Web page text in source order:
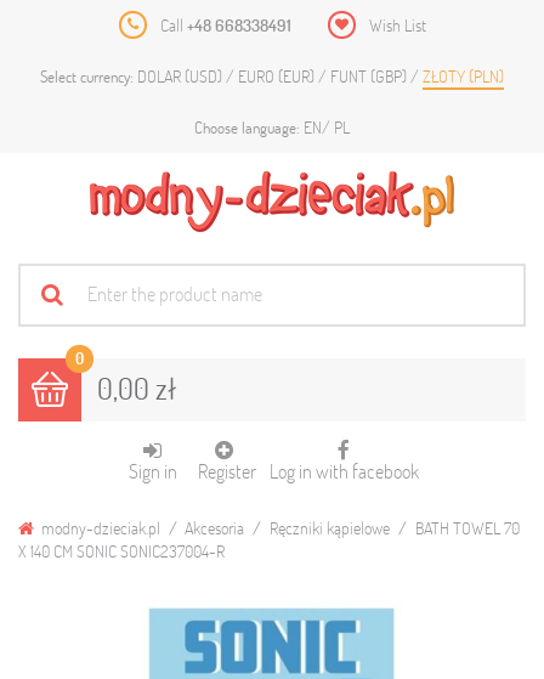
Call +48 668338491 Wish List
Select currency: DOLAR (USD) EURO (EUR) FUNT (GBP) ZŁOTY (PLN)
Choose language: EN PL
0
0,00 zł
Sign in Register Log in with facebook
modny-dzieciak.pl Akcesoria Ręczniki kąpielowe
BATH TOWEL 70
X 140 CM SONIC SONIC237004-R